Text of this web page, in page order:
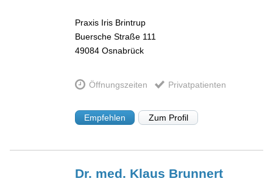
Praxis Iris Brintrup
Buersche Straße 111
49084 Osnabrück
Öffnungszeiten Privatpatienten
Empfehlen Zum Profil
Dr. med. Klaus Brunnert